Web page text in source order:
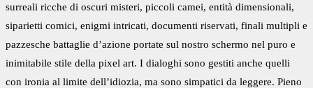
surreali ricche di oscuri misteri, piccoli camei, entità dimensionali,
siparietti comici, enigmi intricati, documenti riservati, finali multipli e
pazzesche battaglie d’azione portate sul nostro schermo nel puro e
inimitabile stile della pixel art. I dialoghi sono gestiti anche quelli
con ironia al limite dell’idiozia, ma sono simpatici da leggere. Pieno